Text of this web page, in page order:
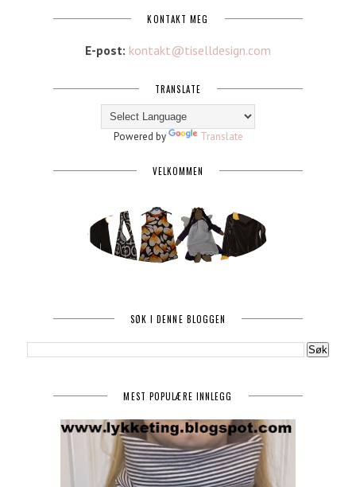
KONTAKT MEG
E-post: kontakt@tiselldesign.com
TRANSLATE
Powered by Translate
VELKOMMEN
SØK I DENNE BLOGGEN
MEST POPULÆRE INNLEGG